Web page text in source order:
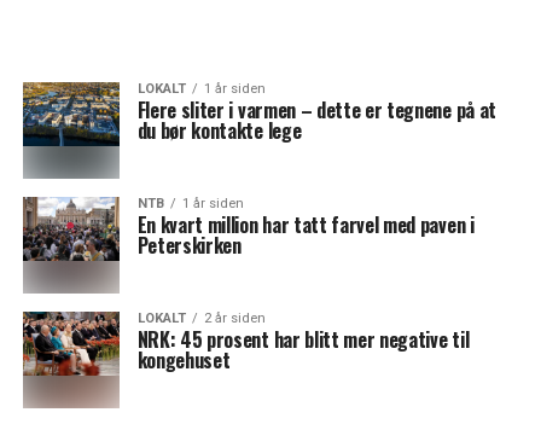
LOKALT 1 år siden
Flere sliter i varmen – dette er tegnene på at
du bør kontakte lege
NTB 1 år siden
En kvart million har tatt farvel med paven i
Peterskirken
LOKALT 2 år siden
NRK: 45 prosent har blitt mer negative til
kongehuset